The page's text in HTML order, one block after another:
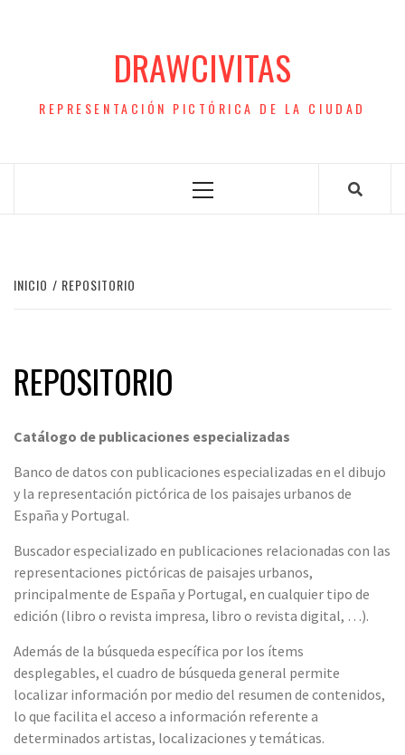
DRAWCIVITAS
REPRESENTACIÓN PICTÓRICA DE LA CIUDAD
Menú
INICIO REPOSITORIO
REPOSITORIO
Catálogo de publicaciones especializadas
Banco de datos con publicaciones especializadas en el dibujo
y la representación pictórica de los paisajes urbanos de
España y Portugal.
Buscador especializado en publicaciones relacionadas con las
representaciones pictóricas de paisajes urbanos,
principalmente de España y Portugal, en cualquier tipo de
edición (libro o revista impresa, libro o revista digital, …).
Además de la búsqueda específica por los ítems
desplegables, el cuadro de búsqueda general permite
localizar información por medio del resumen de contenidos,
lo que facilita el acceso a información referente a
determinados artistas, localizaciones y temáticas.